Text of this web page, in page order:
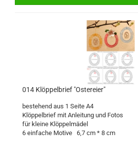
014 Klöppelbrief "Ostereier"
bestehend aus 1 Seite A4
Klöppelbrief mit Anleitung und Fotos
für kleine Klöppelmädel
6 einfache Motive 6,7 cm * 8 cm